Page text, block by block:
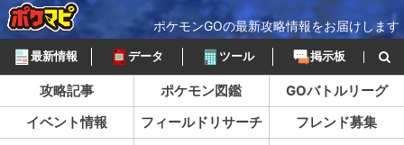
ポケモンGOの最新攻略情報をお届けします
最新情報 データ ツール 掲示板
攻略記事 ポケモン図鑑
GOバトルリーグ
イベント情報
フィールドリサーチ
フレンド募集